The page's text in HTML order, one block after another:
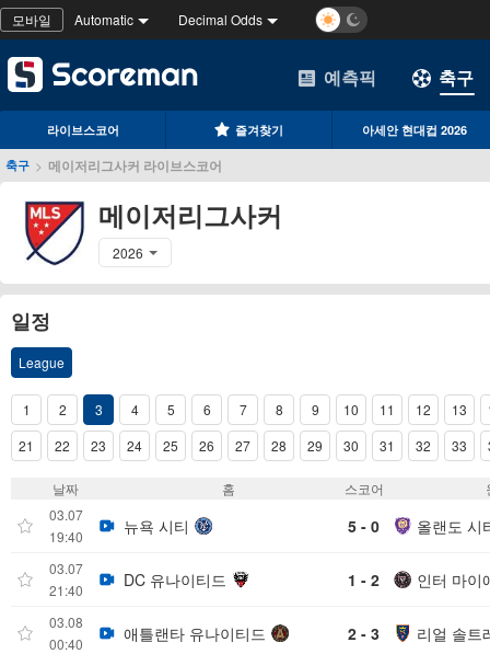
모바일 Automatic Decimal Odds
예측픽 축구
라이브스코어 즐겨찾기 아세안 현대컵 2026
축구 > 메이저리그사커 라이브스코어
메이저리그사커
2026
일정
League
1 2 3 4 5 6 7 8 9 10 11 12 13
21
22 23 24 25 26 27 28 29 30 31 32 33
날짜 홈 스코어
03.07
19:40
뉴욕 시티 5 - 0 올랜도 시
03.07
21:40
DC 유나이티드 1 - 2 인터 마이
03.08
00:40
애틀랜타 유나이티드 2 - 3 리얼 솔트